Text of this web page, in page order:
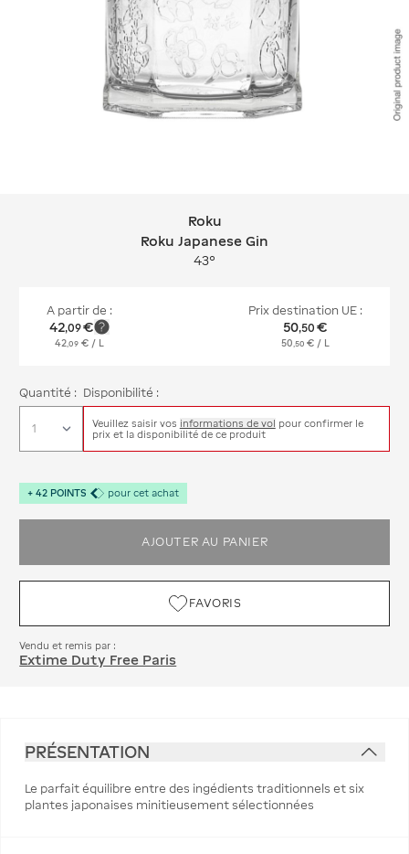
Roku Roku Japanese Gin
Roku
Roku Japanese Gin
43°
A partir de :
42,09€
42,09 € / L
Prix destination UE :
50,50 €
50,50 € / L
Quantité : Disponibilité :
Veuillez saisir vos informations de vol pour confirmer le
prix et la disponibilité de ce produit
+ 42 POINTS pour cet achat
AJOUTER AU PANIER
FAVORIS
Vendu et remis par :
Extime Duty Free Paris
PRÉSENTATION
Le parfait équilibre entre des ingédients traditionnels et six
plantes japonaises minitieusement sélectionnées